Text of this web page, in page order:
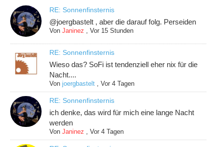
RE: Sonnenfinsternis
@joergbastelt , aber die darauf folg. Perseiden
VonJaninez ,Vor 15 Stunden
RE: Sonnenfinsternis
Wieso das? SoFi ist tendenziell eher nix für die
Nacht....
Vonjoergbastelt ,Vor 4 Tagen
RE: Sonnenfinsternis
ich denke, das wird für mich eine lange Nacht
werden
VonJaninez ,Vor 4 Tagen